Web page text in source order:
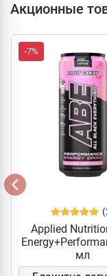
Акционные
-7%
Applied
мл